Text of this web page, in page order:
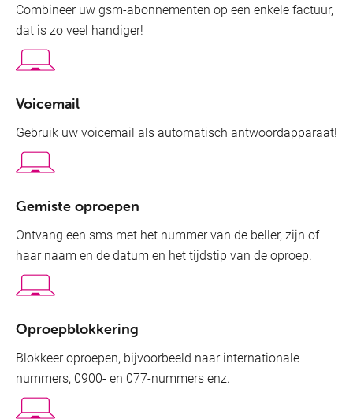
Combineer uw gsm-abonnementen op een enkele factuur,
dat is zo veel handiger!
Voicemail
Gebruik uw voicemail als automatisch antwoordapparaat!
Gemiste oproepen
Ontvang een sms met het nummer van de beller, zijn of
haar naam en de datum en het tijdstip van de oproep.
Oproepblokkering
Blokkeer oproepen, bijvoorbeeld naar internationale
nummers, 0900- en 077-nummers enz.